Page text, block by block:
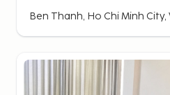
Ben Thanh, Ho Chi Minh